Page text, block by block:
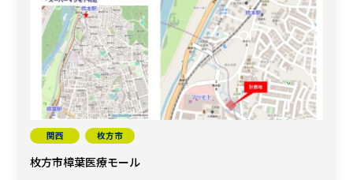
関西 枚方市
枚方市樟葉医療モール